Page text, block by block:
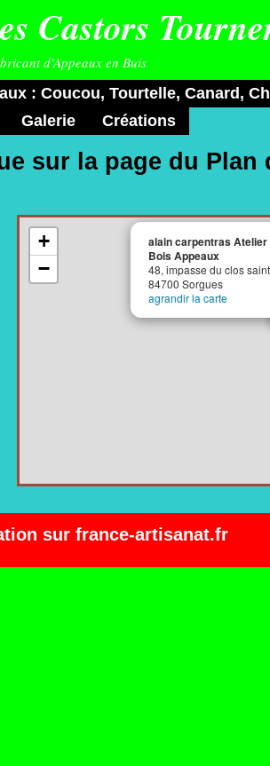
Castors
d'Appeaux en Buis
sur la page du Plan
alain carpentras
Bois Appeaux
48, impasse du clos
84700 Sorgues
agrandir la carte
+
−
sur france-artisanat.fr
: Coucou, Tourtelle, Canard,
Galerie Créations